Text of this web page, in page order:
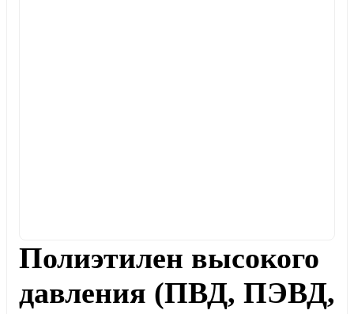
Полиэтилен высокого
давления (ПВД, ПЭВД,